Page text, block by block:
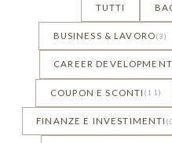
TUTTI
BUSINESS & LAVORO(3)
CAREER DEVELOPMENT
COUPON E SCONTI (11)
FINANZE E INVESTIMENTI